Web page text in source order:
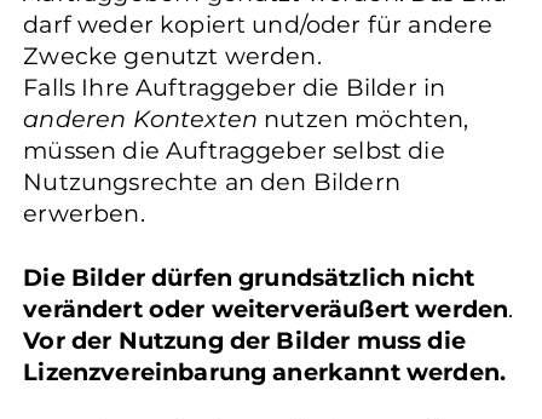
darf weder kopiert und/oder für andere
Zwecke genutzt werden.
Falls Ihre Auftraggeber die Bilder in
anderen Kontexten nutzen möchten,
müssen die Auftraggeber selbst die
Nutzungsrechte an den Bildern
erwerben.
Die Bilder dürfen grundsätzlich nicht
verändert oder weiterveräußert werden.
Vor der Nutzung der Bilder muss die
Lizenzvereinbarung anerkannt werden.